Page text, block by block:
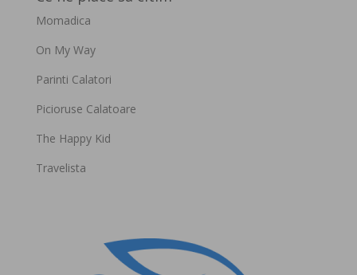
Momadica
On My Way
Parinti Calatori
Picioruse Calatoare
The Happy Kid
Travelista